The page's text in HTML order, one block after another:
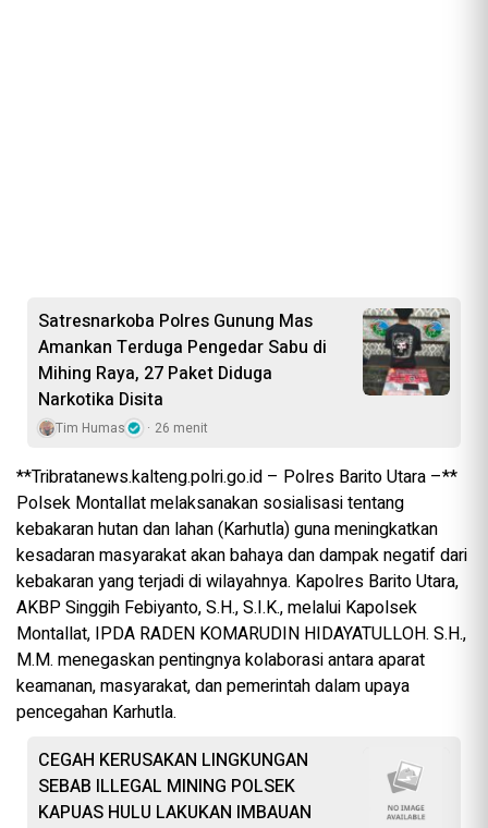
Satresnarkoba Polres Gunung Mas
Amankan Terduga Pengedar Sabu di
Mihing Raya, 27 Paket Diduga
Narkotika Disita
Tim Humas 26 menit
**Tribratanews.kalteng.polri.go.id – Polres Barito Utara –**
Polsek Montallat melaksanakan sosialisasi tentang
kebakaran hutan dan lahan (Karhutla) guna meningkatkan
kesadaran masyarakat akan bahaya dan dampak negatif dari
kebakaran yang terjadi di wilayahnya. Kapolres Barito Utara,
AKBP Singgih Febiyanto, S.H., S.I.K., melalui Kapolsek
Montallat, IPDA RADEN KOMARUDIN HIDAYATULLOH. S.H.,
M.M. menegaskan pentingnya kolaborasi antara aparat
keamanan, masyarakat, dan pemerintah dalam upaya
pencegahan Karhutla.
CEGAH KERUSAKAN LINGKUNGAN
SEBAB ILLEGAL MINING POLSEK
KAPUAS HULU LAKUKAN IMBAUAN